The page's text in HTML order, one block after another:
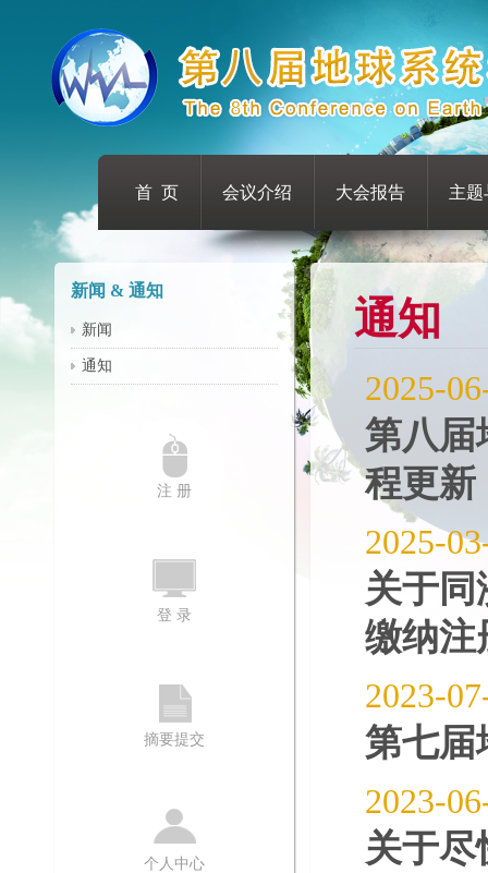
首 页 会议介绍 大会报告 主题
新闻 & 通知
新闻
通知
注 册
登 录
摘要提交
个人中心
通知
2025-
第八届
程更新
2025-
关于同
缴纳
2023-
第七届
2023-
关于尽